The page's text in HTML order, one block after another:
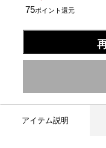
75
アイテム説明